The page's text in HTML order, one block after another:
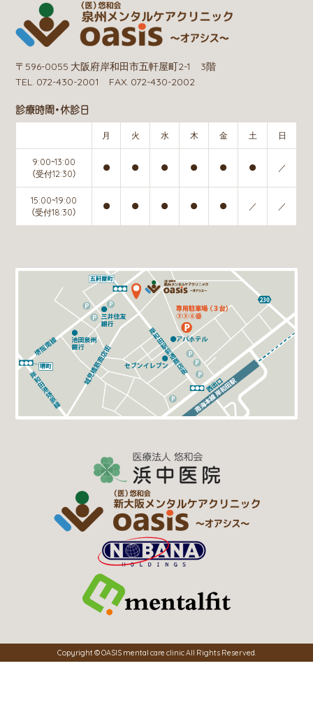
〒596-0055 大阪府岸和田市五軒屋町2-1 3階
TEL. 072-430-2001 FAX. 072-430-2002
診療時間・休診日
月 火 水 木 金 土 日
9:00~13:00
（受付12:30）
● ● ● ● ● ● ／
15:00~19:00
（受付18:30）
● ● ● ● ● ／ ／
Copyright © OASIS mental care clinic All Rights Reserved.